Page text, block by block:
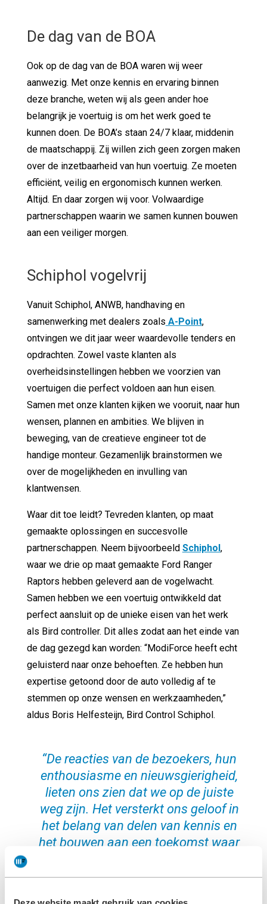
De dag van de BOA
Ook op de dag van de BOA waren wij weer
aanwezig. Met onze kennis en ervaring binnen
deze branche, weten wij als geen ander hoe
belangrijk je voertuig is om het werk goed te
kunnen doen. De BOA’s staan 24/7 klaar, middenin
de maatschappij. Zij willen zich geen zorgen maken
over de inzetbaarheid van hun voertuig. Ze moeten
efficiënt, veilig en ergonomisch kunnen werken.
Altijd. En daar zorgen wij voor. Volwaardige
partnerschappen waarin we samen kunnen bouwen
aan een veiliger morgen.
Schiphol vogelvrij
Vanuit Schiphol, ANWB, handhaving en
samenwerking met dealers zoals A-Point,
ontvingen we dit jaar weer waardevolle tenders en
opdrachten. Zowel vaste klanten als
overheidsinstellingen hebben we voorzien van
voertuigen die perfect voldoen aan hun eisen.
Samen met onze klanten kijken we vooruit, naar hun
wensen, plannen en ambities. We blijven in
beweging, van de creatieve engineer tot de
handige monteur. Gezamenlijk brainstormen we
over de mogelijkheden en invulling van
klantwensen.
Waar dit toe leidt? Tevreden klanten, op maat
gemaakte oplossingen en succesvolle
partnerschappen. Neem bijvoorbeeld Schiphol,
waar we drie op maat gemaakte Ford Ranger
Raptors hebben geleverd aan de vogelwacht.
Samen hebben we een voertuig ontwikkeld dat
perfect aansluit op de unieke eisen van het werk
als Bird controller. Dit alles zodat aan het einde van
de dag gezegd kan worden: “ModiForce heeft echt
geluisterd naar onze behoeften. Ze hebben hun
expertise getoond door de auto volledig af te
stemmen op onze wensen en werkzaamheden,”
aldus Boris Helfesteijn, Bird Control Schiphol.
“De reacties van de bezoekers, hun
enthousiasme en nieuwsgierigheid,
lieten ons zien dat we op de juiste
weg zijn. Het versterkt ons geloof in
het belang van delen van kennis en
het bouwen aan een toekomst waar
gaan.”